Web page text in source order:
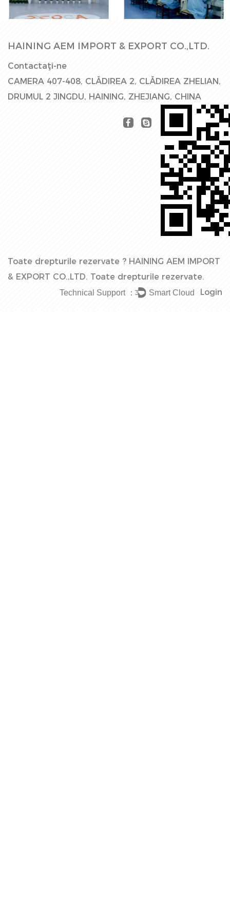
Hala Fabricii
producție
HAINING AEM IMPORT & EXPORT CO.,LTD.
Contactaţi-ne
CAMERA 407-408, CLĂDIREA 2, CLĂDIREA ZHELIAN,
DRUMUL 2 JINGDU, HAINING, ZHEJIANG, CHINA
Toate drepturile rezervate ? HAINING AEM IMPORT
& EXPORT CO.,LTD. Toate drepturile rezervate.
Login
Technical Support ： Smart Cloud